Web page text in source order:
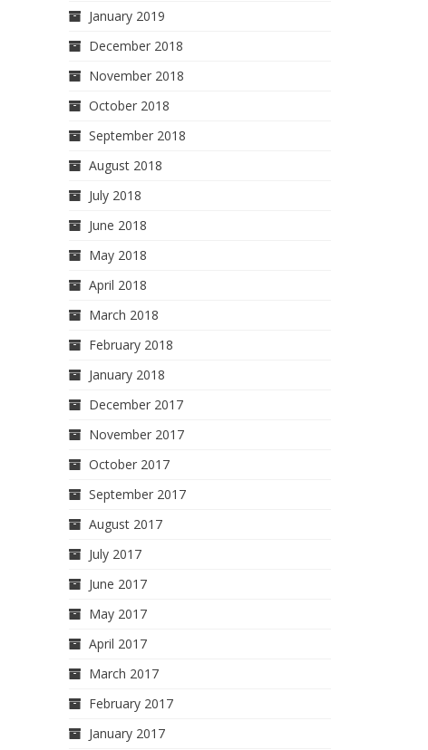
January 2019
December 2018
November 2018
October 2018
September 2018
August 2018
July 2018
June 2018
May 2018
April 2018
March 2018
February 2018
January 2018
December 2017
November 2017
October 2017
September 2017
August 2017
July 2017
June 2017
May 2017
April 2017
March 2017
February 2017
January 2017